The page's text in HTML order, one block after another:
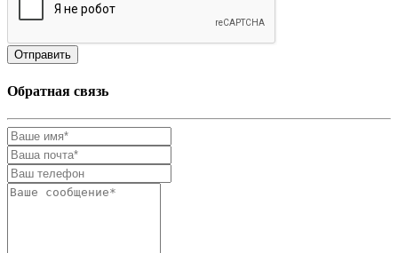
Обратная связь